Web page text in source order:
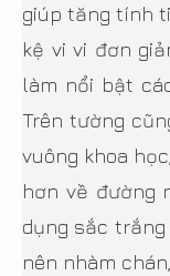
giúp tăng tính
kệ vi vi đơn
làm nổi bật
Trên tường
vuông khoa
hơn về đường
dụng sắc
nên nhàm